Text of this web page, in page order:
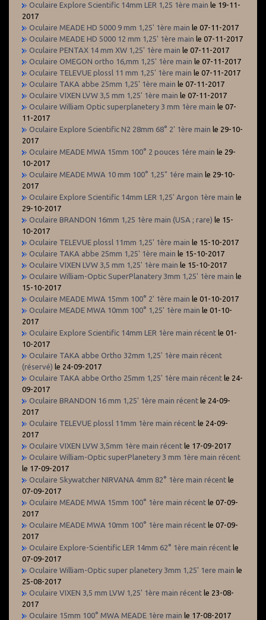
Oculaire Explore Scientific 14mm LER 1,25 1ère main le 19-11-
2017
Oculaire MEADE HD 5000 9 mm 1,25' 1ère main le 07-11-2017
Oculaire MEADE HD 5000 12 mm 1,25' 1ère main le 07-11-2017
Oculaire PENTAX 14 mm XW 1,25' 1ère main le 07-11-2017
Oculaire OMEGON ortho 16,mm 1,25' 1ère main le 07-11-2017
Oculaire TELEVUE plossl 11 mm 1,25' 1ère main le 07-11-2017
Oculaire TAKA abbe 25mm 1,25' 1ère main le 07-11-2017
Oculaire VIXEN LVW 3,5 mm 1,25' 1ère main le 07-11-2017
Oculaire William Optic superplanetery 3 mm 1ère main le 07-
11-2017
Oculaire Explore Scientific N2 28mm 68° 2' 1ère main le 29-10-
2017
Oculaire MEADE MWA 15mm 100° 2 pouces 1ére main le 29-
10-2017
Oculaire MEADE MWA 10 mm 100° 1,25" 1ére main le 29-10-
2017
Oculaire Explore Scientific 14mm LER 1,25' Argon 1ère main le
29-10-2017
Oculaire BRANDON 16mm 1,25 1ère main (USA ; rare) le 15-
10-2017
Oculaire TELEVUE plossl 11mm 1,25' 1ère main le 15-10-2017
Oculaire TAKA abbe 25mm 1,25' 1ère main le 15-10-2017
Oculaire VIXEN LVW 3,5 mm 1,25' 1ère main le 15-10-2017
Oculaire William-Optic SuperPlanatery 3mm 1,25' 1ère main le
15-10-2017
Oculaire MEADE MWA 15mm 100° 2' 1ère main le 01-10-2017
Oculaire MEADE MWA 10mm 100° 1,25' 1ère main le 01-10-
2017
Oculaire Explore Scientific 14mm LER 1ère main récent le 01-
10-2017
Oculaire TAKA abbe Ortho 32mm 1,25' 1ère main récent
(réservé) le 24-09-2017
Oculaire TAKA abbe Ortho 25mm 1,25' 1ère main récent le 24-
09-2017
Oculaire BRANDON 16 mm 1,25' 1ère main récent le 24-09-
2017
Oculaire TELEVUE plossl 11mm 1ère main récent le 24-09-
2017
Oculaire VIXEN LVW 3,5mm 1ère main récent le 17-09-2017
Oculaire William-Optic superPlanetery 3 mm 1ère main récent
le 17-09-2017
Oculaire Skywatcher NIRVANA 4mm 82° 1ère main récent le
07-09-2017
Oculaire MEADE MWA 15mm 100° 1ère main récent le 07-09-
2017
Oculaire MEADE MWA 10mm 100° 1ère main récent le 07-09-
2017
Oculaire Explore-Scientific LER 14mm 62° 1ère main récent le
07-09-2017
Oculaire William-Optic super planetery 3mm 1,25' 1ere main le
25-08-2017
Oculaire VIXEN 3,5 mm LVW 1,25' 1ère main récent le 23-08-
2017
Oculaire 15mm 100° MWA MEADE 1ère main le 17-08-2017